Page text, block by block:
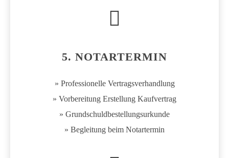
5. NOTARTERMIN
» Professionelle Vertragsverhandlung
» Vorbereitung Erstellung Kaufvertrag
» Grundschuldbestellungsurkunde
» Begleitung beim Notartermin